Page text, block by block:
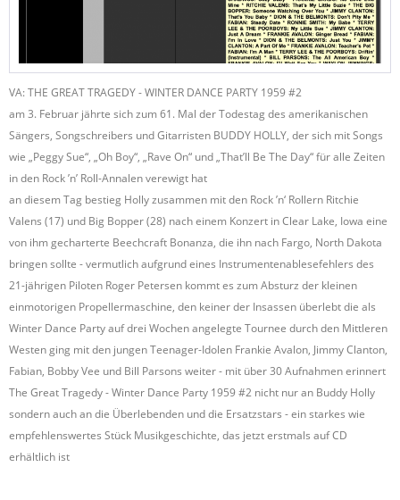
VA: THE GREAT TRAGEDY - WINTER DANCE PARTY 1959 #2
am 3. Februar jährte sich zum 61. Mal der Todestag des amerikanischen
Sängers, Songschreibers und Gitarristen BUDDY HOLLY, der sich mit Songs
wie „Peggy Sue“, „Oh Boy“, „Rave On“ und „That’ll Be The Day“ für alle Zeiten
in den Rock ’n’ Roll-Annalen verewigt hat
an diesem Tag bestieg Holly zusammen mit den Rock ’n‘ Rollern Ritchie
Valens (17) und Big Bopper (28) nach einem Konzert in Clear Lake, Iowa eine
von ihm gecharterte Beechcraft Bonanza, die ihn nach Fargo, North Dakota
bringen sollte - vermutlich aufgrund eines Instrumentenablesefehlers des
21-jährigen Piloten Roger Petersen kommt es zum Absturz der kleinen
einmotorigen Propellermaschine, den keiner der Insassen überlebt die als
Winter Dance Party auf drei Wochen angelegte Tournee durch den Mittleren
Westen ging mit den jungen Teenager-Idolen Frankie Avalon, Jimmy Clanton,
Fabian, Bobby Vee und Bill Parsons weiter - mit über 30 Aufnahmen erinnert
The Great Tragedy - Winter Dance Party 1959 #2 nicht nur an Buddy Holly
sondern auch an die Überlebenden und die Ersatzstars - ein starkes wie
empfehlenswertes Stück Musikgeschichte, das jetzt erstmals auf CD
erhältlich ist